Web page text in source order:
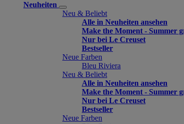
Neuheiten
Neu & Beliebt
Alle in Neuheiten ansehen
Make the Moment - Summer
Nur bei Le Creuset
Bestseller
Neue Farben
Bleu Riviera
Neu & Beliebt
Alle in Neuheiten ansehen
Make the Moment - Summer
Nur bei Le Creuset
Bestseller
Neue Farben